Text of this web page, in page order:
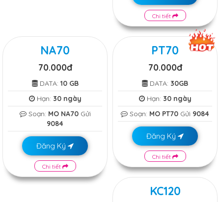
Chi tiết
NA70
70.000đ
DATA: 10 GB
Hạn: 30 ngày
Soạn: MO NA70Gửi
9084
Đăng Ký
Chi tiết
PT70
70.000đ
DATA: 30GB
Hạn: 30 ngày
Soạn: MO PT70 Gửi 9084
Đăng Ký
Chi tiết
KC120